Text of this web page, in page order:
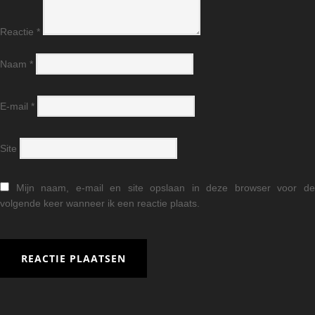
Reactie *
Naam *
E-mail *
Site
Mijn naam, e-mail en site opslaan in deze browser voor de
volgende keer wanneer ik een reactie plaats.